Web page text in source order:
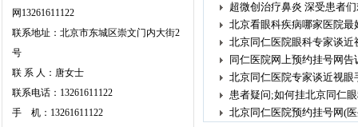
网13261611122
联系地址：北京市东城区崇文门内大街2
号
联 系 人：唐女士
联系电话：13261611122
手 机：13261611122
超微创治疗鼻炎 深受患者
北京看眼科疾病哪家医院最
北京同仁医院眼科专家谈近
同仁医院网上预约挂号网
北京同仁医院专家谈近视眼
患者疑问;如何挂北京同仁
北京同仁医院预约挂号网(